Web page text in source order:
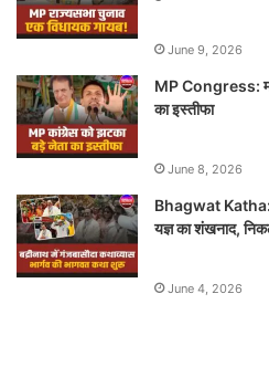
June 9, 2026
MP Congress:
का इस्तीफा
June 8, 2026
Bhagwat Katha:
यज्ञ का शंखनाद,
June 4, 2026